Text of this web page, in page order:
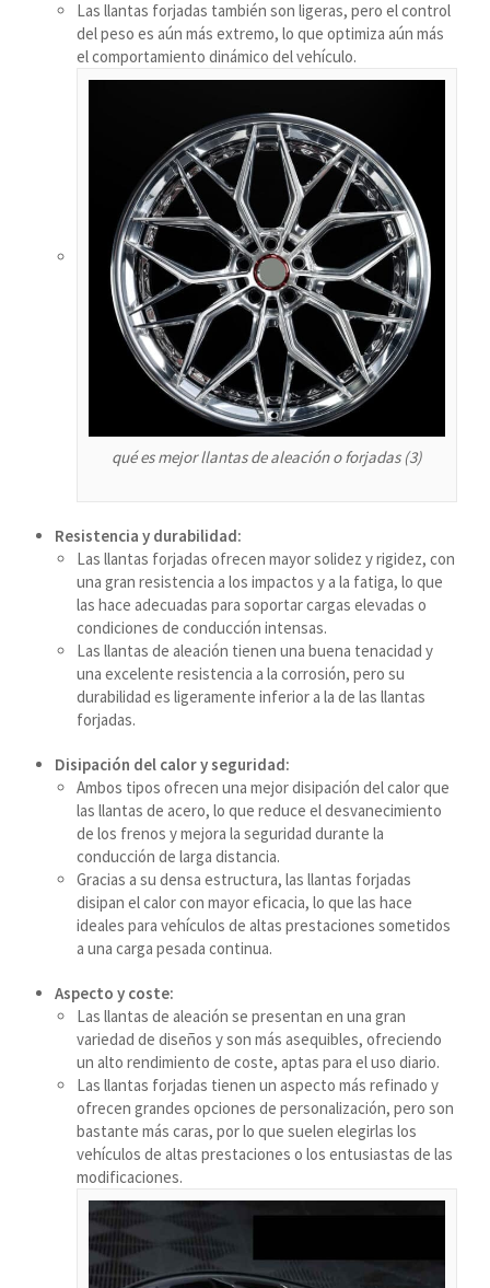
Las llantas forjadas también son ligeras, pero el control
del peso es aún más extremo, lo que optimiza aún más
el comportamiento dinámico del vehículo.
qué es mejor llantas de aleación o forjadas (3)
Resistencia y durabilidad:
Las llantas forjadas ofrecen mayor solidez y rigidez, con
una gran resistencia a los impactos y a la fatiga, lo que
las hace adecuadas para soportar cargas elevadas o
condiciones de conducción intensas.
Las llantas de aleación tienen una buena tenacidad y
una excelente resistencia a la corrosión, pero su
durabilidad es ligeramente inferior a la de las llantas
forjadas.
Disipación del calor y seguridad:
Ambos tipos ofrecen una mejor disipación del calor que
las llantas de acero, lo que reduce el desvanecimiento
de los frenos y mejora la seguridad durante la
conducción de larga distancia.
Gracias a su densa estructura, las llantas forjadas
disipan el calor con mayor eficacia, lo que las hace
ideales para vehículos de altas prestaciones sometidos
a una carga pesada continua.
Aspecto y coste:
Las llantas de aleación se presentan en una gran
variedad de diseños y son más asequibles, ofreciendo
un alto rendimiento de coste, aptas para el uso diario.
Las llantas forjadas tienen un aspecto más refinado y
ofrecen grandes opciones de personalización, pero son
bastante más caras, por lo que suelen elegirlas los
vehículos de altas prestaciones o los entusiastas de las
modificaciones.
ئۇيغۇرچە
Reo Tahiti
Türkçe
Tagalog
తెలుగు
தமிழ்
Ślōnskŏ gŏdka
Shqip
سرائیکی
සිංහල
Сахалыы
Ruáinga
پښتو
Occitan
Norsk nynorsk
Nederlands (België)
नेपाली
Bahasa Melayu
मराठी
Монгол
മലയാളം
ພາສາລາວ
ភាសាខ្មែរ
Taqbaylit
ქართული
Basa Jawa
हिन्दी